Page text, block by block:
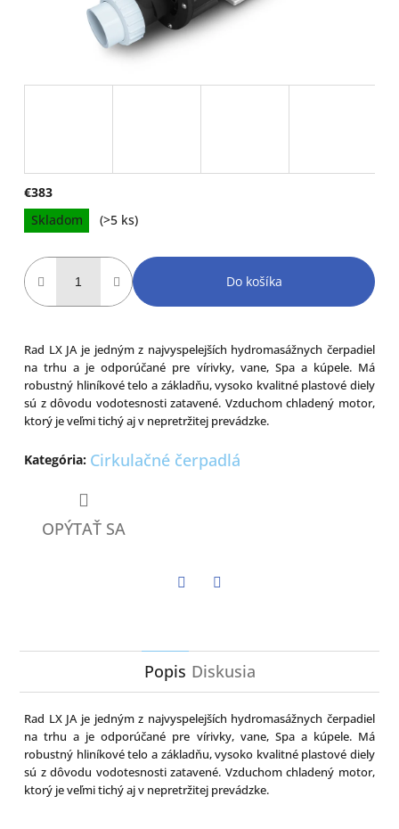
€383
Jednotková
cena:
Skladom (>5 ks)
Do košíka
Rad LX JA je jedným z najvyspelejších hydromasážnych čerpadiel
na trhu a je odporúčané pre vírivky, vane, Spa a kúpele. Má
robustný hliníkové telo a základňu, vysoko kvalitné plastové diely
sú z dôvodu vodotesnosti zatavené. Vzduchom chladený motor,
ktorý je veľmi tichý aj v nepretržitej prevádzke.
Kategória: Cirkulačné čerpadlá
OPÝTAŤ SA
Popis Diskusia
Rad LX JA je jedným z najvyspelejších hydromasážnych čerpadiel
na trhu a je odporúčané pre vírivky, vane, Spa a kúpele. Má
robustný hliníkové telo a základňu, vysoko kvalitné plastové diely
sú z dôvodu vodotesnosti zatavené. Vzduchom chladený motor,
ktorý je veľmi tichý aj v nepretržitej prevádzke.